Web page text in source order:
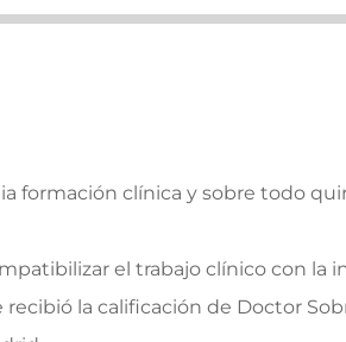
formación clínica y sobre todo
el trabajo clínico con la
recibió la calificación de Doctor